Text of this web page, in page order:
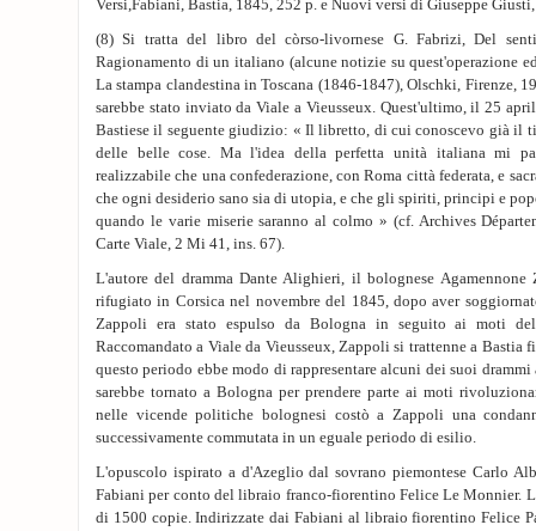
Versi,Fabiani, Bastia, 1845, 252 p. e Nuovi versi di Giuseppe
(8) Si tratta del libro del còrso-livornese G. Fabrizi, Del
Ragionamento di un italiano (alcune notizie su quest'operazione
La stampa clandestina in Toscana (1846-1847), Olschki, Firenze,
sarebbe stato inviato da Viale a Vieusseux. Quest'ultimo, il 25
Bastiese il seguente giudizio: « Il libretto, di cui conoscevo già il
delle belle cose. Ma l'idea della perfetta unità italiana mi
realizzabile che una confederazione, con Roma città federata, e
che ogni desiderio sano sia di utopia, e che gli spiriti, principi e
quando le varie miserie saranno al colmo » (cf. Archives
Carte Viale, 2 Mi 41, ins. 67).
L'autore del dramma Dante Alighieri, il bolognese Agamennone
rifugiato in Corsica nel novembre del 1845, dopo aver
Zappoli era stato espulso da Bologna in seguito ai moti
Raccomandato a Viale da Vieusseux, Zappoli si trattenne a Bastia
questo periodo ebbe modo di rappresentare alcuni dei suoi
sarebbe tornato a Bologna per prendere parte ai moti
nelle vicende politiche bolognesi costò a Zappoli una
successivamente commutata in un eguale periodo di esilio.
L'opuscolo ispirato a d'Azeglio dal sovrano piemontese Carlo
Fabiani per conto del libraio franco-fiorentino Felice Le Monnier.
di 1500 copie. Indirizzate dai Fabiani al libraio fiorentino Felice